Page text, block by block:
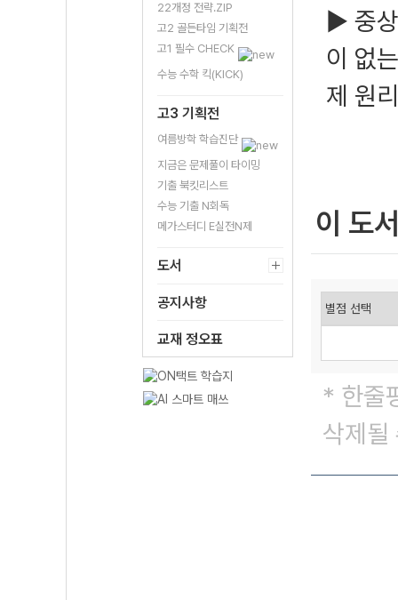
22개정 전략.ZIP
고2 골든타임 기획전
고1 필수 CHECK
수능 수학 킥(KICK)
고3 기획전
여름방학 학습진단
지금은 문제풀이 타이밍
기출 북킷리스트
수능 기출 N회독
메가스터디 E실전N제
도서
공지사항
교재 정오표
▶ 중
이 없
제 원
이 도
* 한줄
삭제될